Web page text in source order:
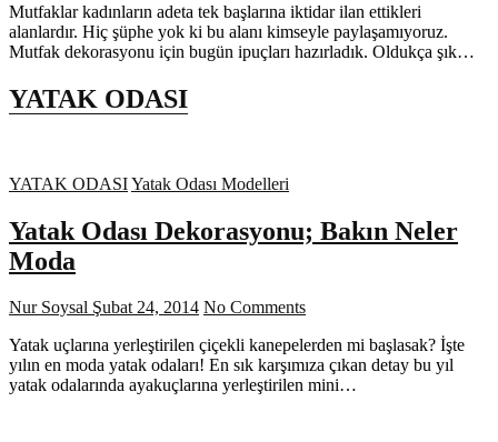
Mutfaklar kadınların adeta tek başlarına iktidar ilan ettikleri
alanlardır. Hiç şüphe yok ki bu alanı kimseyle paylaşamıyoruz.
Mutfak dekorasyonu için bugün ipuçları hazırladık. Oldukça şık…
YATAK ODASI
YATAK ODASIYatak Odası Modelleri
Yatak Odası Dekorasyonu; Bakın Neler
Moda
Nur Soysal Şubat 24, 2014 No Comments
Yatak uçlarına yerleştirilen çiçekli kanepelerden mi başlasak? İşte
yılın en moda yatak odaları! En sık karşımıza çıkan detay bu yıl
yatak odalarında ayakuçlarına yerleştirilen mini…